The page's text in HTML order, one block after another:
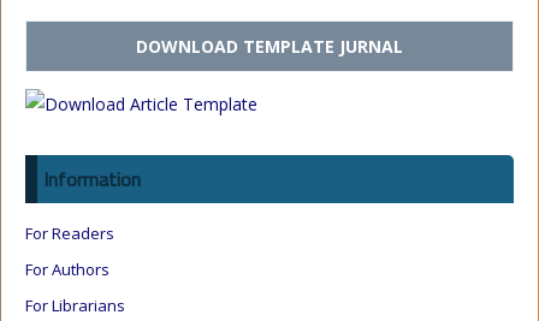
DOWNLOAD TEMPLATE JURNAL
Information
For Readers
For Authors
For Librarians